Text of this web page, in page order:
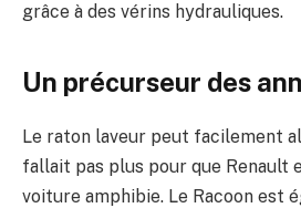
grâce à des vérins hydrauliques.
Un précurseur des
Le raton laveur peut facilement
fallait pas plus pour que Renault
voiture amphibie. Le Racoon est